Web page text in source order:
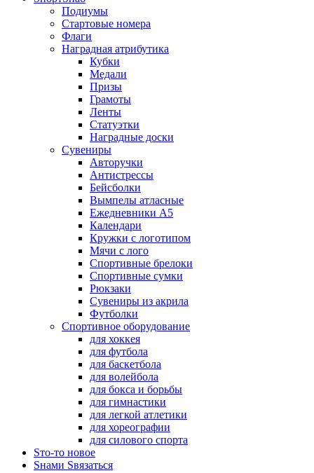
Подиумы
Стартовые номера
Флаги
Наградная атрибутика
Кубки
Медали
Призы
Грамоты
Ленты
Статуэтки
Наградные доски
Сувениры
Авторучки
Антистрессы
Бейсболки
Вымпелы атласные
Ежедневники А5
Календари
Кружки с логотипом
Мячи с лого
Спортивные брелоки
Спортивные сумки
Рюкзаки
Сувениры из акрила
Футболки
Спортивное оборудование
для хоккея
для футбола
для баскетбола
для волейбола
для бокса и борьбы
для гимнастики
для легкой атлетики
для хореографии
для силового спорта
Sто-то новое
Sнами Sвязаться